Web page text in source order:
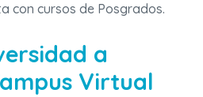
con cursos de Posgrados.
a
Virtual